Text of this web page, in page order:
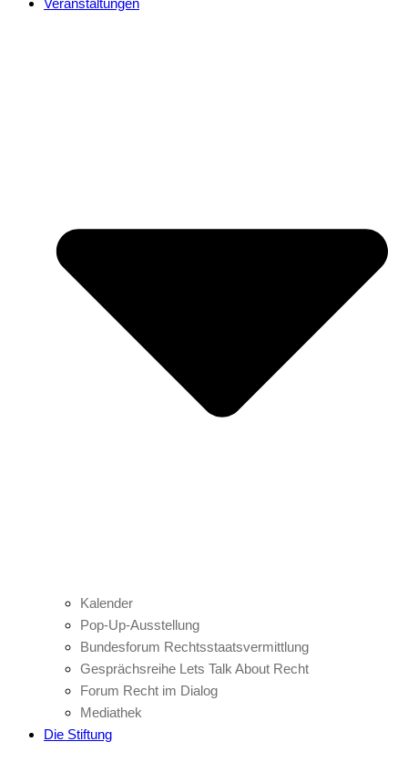
Veranstaltungen
Kalender
Pop-Up-Ausstellung
Bundesforum Rechtsstaatsvermittlung
Gesprächsreihe Lets Talk About Recht
Forum Recht im Dialog
Mediathek
Die Stiftung